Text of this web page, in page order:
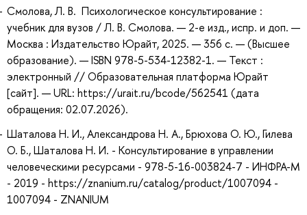
Смолова, Л. В. Психологическое консультирование :
учебник для вузов / Л. В. Смолова. — 2-е изд., испр. и доп. —
Москва : Издательство Юрайт, 2025. — 356 с. — (Высшее
образование). — ISBN 978-5-534-12382-1. — Текст :
электронный // Образовательная платформа Юрайт
[сайт]. — URL: https://urait.ru/bcode/562541 (дата
обращения: 02.07.2026).
Шаталова Н. И., Александрова Н. А., Брюхова О. Ю., Гилева
О. Б., Шаталова Н. И. - Консультирование в управлении
человеческими ресурсами - 978-5-16-003824-7 - ИНФРА-М
- 2019 - https://znanium.ru/catalog/product/1007094 -
1007094 - ZNANIUM